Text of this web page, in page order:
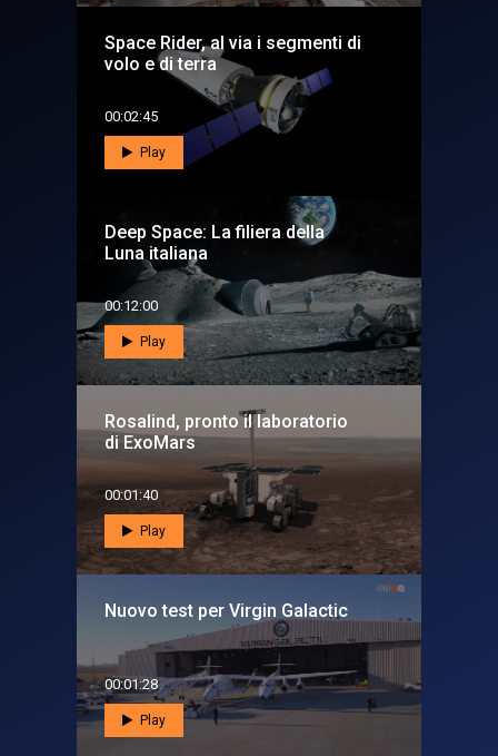
Space Rider, al via i segmenti di
volo e di terra
00:02:45
Play
Deep Space: La filiera della
Luna italiana
00:12:00
Play
Rosalind, pronto il laboratorio
di ExoMars
00:01:40
Play
Nuovo test per Virgin Galactic
00:01:28
Play